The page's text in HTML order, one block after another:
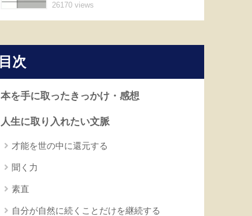
26170 views
目次
本を手に取ったきっかけ・感想
人生に取り入れたい文脈
才能を世の中に還元する
聞く力
素直
自分が自然に続くことだけを継続する